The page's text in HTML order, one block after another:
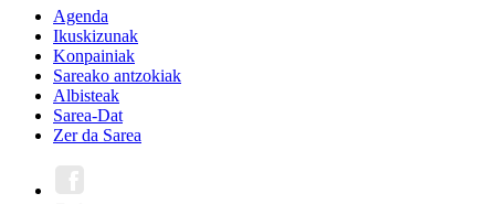
Agenda
Ikuskizunak
Konpainiak
Sareako antzokiak
Albisteak
Sarea-Dat
Zer da Sarea